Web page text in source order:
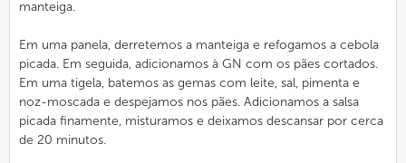
manteiga.
Em uma panela, derretemos a manteiga e refogamos a cebola
picada. Em seguida, adicionamos à GN com os pães cortados.
Em uma tigela, batemos as gemas com leite, sal, pimenta e
noz-moscada e despejamos nos pães. Adicionamos a salsa
picada finamente, misturamos e deixamos descansar por cerca
de 20 minutos.